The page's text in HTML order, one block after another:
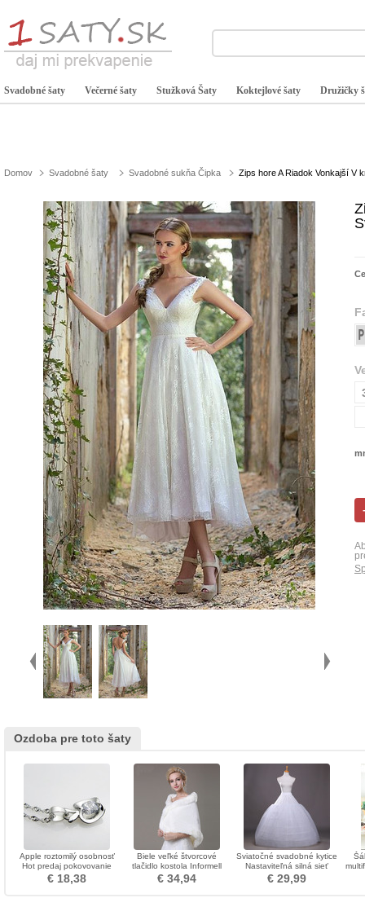
Svadobné šaty Večerné šaty Stužková Šaty Koktejlové šaty Družičky
Domov Svadobné šaty Svadobné sukňa Čipka Zips hore A Riadok Vonkajší V
Ozdoba pre toto šaty
Apple roztomilý osobnosť
Hot predaj pokovovanie
náhrdelník
€ 18,38
Biele veľké štvorcové
tlačidlo kostola Informell
hrúbka svadobné šál
€ 34,94
Sviatočné svadobné kytice
Nastaviteľná silná sieť
Rozbaliť svadobné šaty
priemer
€ 29,99